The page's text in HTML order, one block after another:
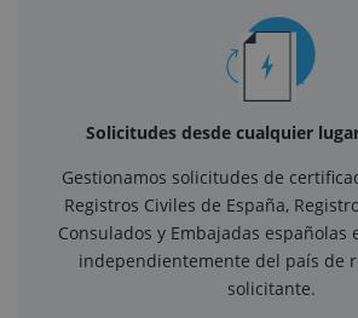
Solicitudes desde cualquier
Gestionamos solicitudes de
Registros Civiles de España,
Consulados y Embajadas españolas
independientemente del país de
solicitante.